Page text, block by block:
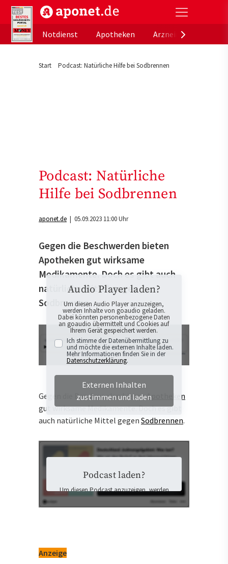
aponet.de - Das offizielle Gesundheitsportal der
Notdienst
Apotheken
Start Podcast: Natürliche Hilfe bei Sodbrennen
Podcast: Natürliche
Hilfe bei Sodbrennen
aponet.de | 05.09.2023 11:00 Uhr
Gegen die Beschwerden bieten
Apotheken gut wirksame
Medikamente. Doch es gibt auch
natürliche Mittel gegen
Sodbrennen.
Audio Player laden?
Um diesen Audio Player anzuzeigen,
werden Inhalte von goaudio geladen.
Dabei könnten personenbezogene Daten
an goaudio übermittelt und Cookies auf
Ihrem Gerät gespeichert werden.
Ich stimme der Datenübermittlung zu
und möchte die externen Inhalte laden.
Mehr Informationen finden Sie in der
Datenschutzerklärung.
Externen Inhalten
zustimmen und laden
Gegen die Beschwerden bietenApotheken
gut wirksame Medikamente. Doch es gibt
auch natürliche Mittel gegen Sodbrennen.
Podcast laden?
Um diesen Podcast anzuzeigen, werden
Inhalte von Podigee geladen. Dabei
könnten personenbezogene Daten an
Anzeige